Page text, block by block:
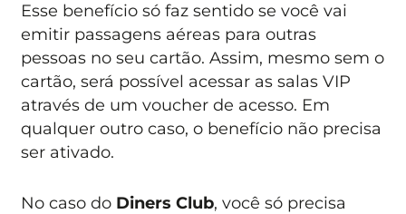
Esse benefício só faz sentido se você vai
emitir passagens aéreas para outras
pessoas no seu cartão. Assim, mesmo sem o
cartão, será possível acessar as salas VIP
através de um voucher de acesso. Em
qualquer outro caso, o benefício não precisa
ser ativado.
No caso do Diners Club, você só precisa